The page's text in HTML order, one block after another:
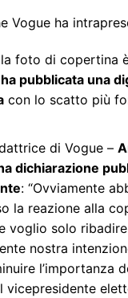
Vogue ha
foto di copertina
pubblicata una
con lo scatto più
di Vogue –
dichiarazione
: “Ovviamente
la reazione alla
voglio solo
nostra
l’importanza